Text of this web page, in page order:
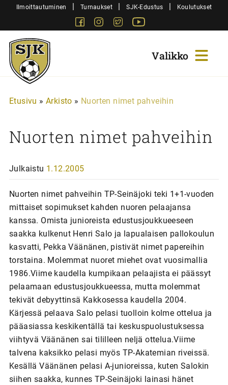
SiirryIlmoittautuminen | Turnaukset | SJK-Edustus | Koulutukset
FacebookInstagram
Twitter
Sjk-
Juniorit
Etusivu » Arkisto » Nuorten nimet pahveihin
Nuorten nimet pahveihin
Julkaistu 1.12.2005
Nuorten nimet pahveihin TP-Seinäjoki teki 1+1-vuoden
mittaiset sopimukset kahden nuoren pelaajansa
kanssa. Omista junioreista edustusjoukkueeseen
saakka kulkenut Henri Salo ja lapualaisen pallokoulun
kasvatti, Pekka Väänänen, pistivät nimet papereihin
torstaina. Molemmat nuoret miehet ovat vuosimallia
1986.Viime kaudella kumpikaan pelaajista ei päässyt
pelaamaan edustusjoukkueessa, mutta molemmat
tekivät debyyttinsä Kakkosessa kaudella 2004.
Kärjessä pelaava Salo pelasi tuolloin kolme ottelua ja
pääasiassa keskikentällä tai keskuspuolustuksessa
viihtyvä Väänänen sai tililleen neljä ottelua.Viime
talvena kaksikko pelasi myös TP-Akatemian riveissä.
Kesällä Väänänen pelasi A-junioreissa, kuten Salokin
siihen saakka, kunnes TP-Seinäjoki lainasi hänet